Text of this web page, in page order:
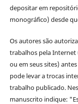
depositar em
monográfico) desde
Os autores são
trabalhos pela
ou em seus sites)
pode levar a trocas
trabalho publicado.
manuscrito indique: